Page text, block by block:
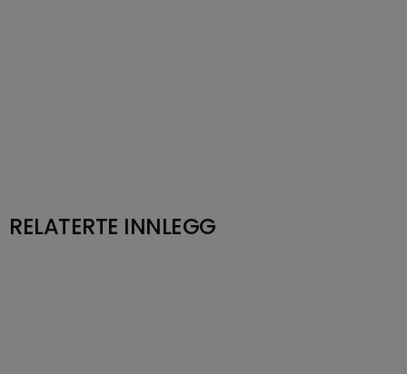
RELATERTE INNLEGG